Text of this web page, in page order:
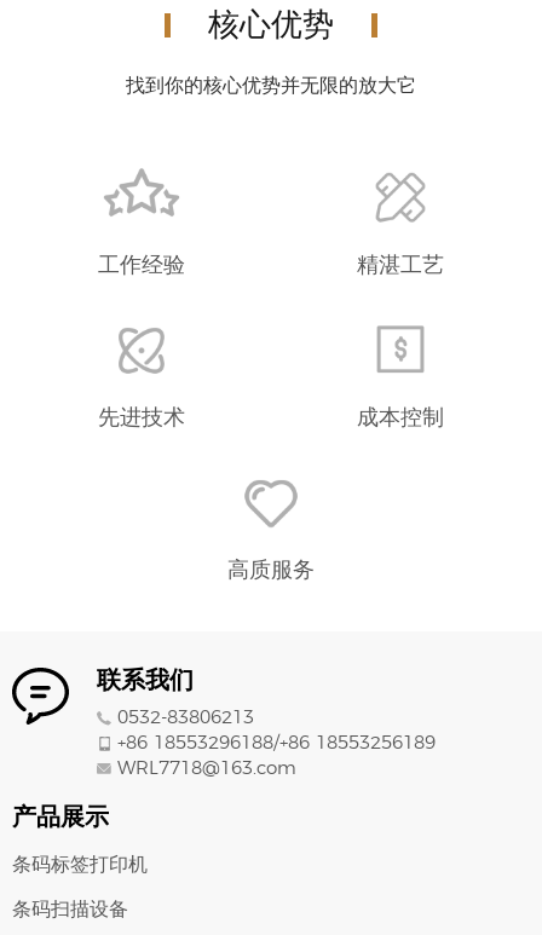
核心优势
找到你的核心优势并无限的放大它
工作经验 精湛工艺
先进技术 成本控制
高质服务
联系我们
0532-83806213
+86 18553296188/+86
18553256189
WRL7718@163.com
产品展示
条码标签打印机
条码扫描设备